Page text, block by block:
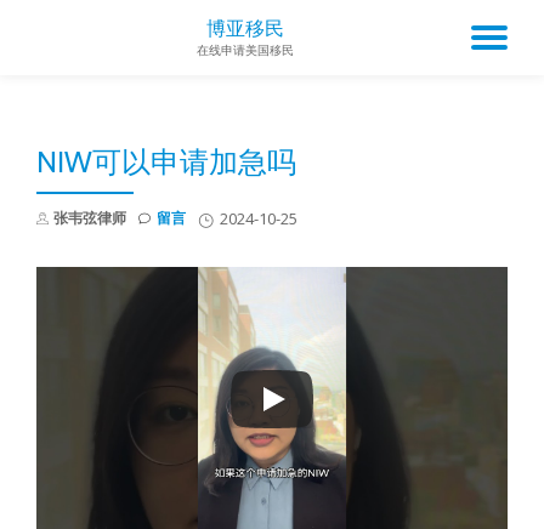
博亚移民
在线申请美国移民
NIW可以申请加急吗
张韦弦律师 2024-10-25
留言